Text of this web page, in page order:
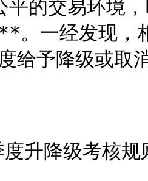
平的交易环境
。一经发现，
给予降级或取
升降级考核规